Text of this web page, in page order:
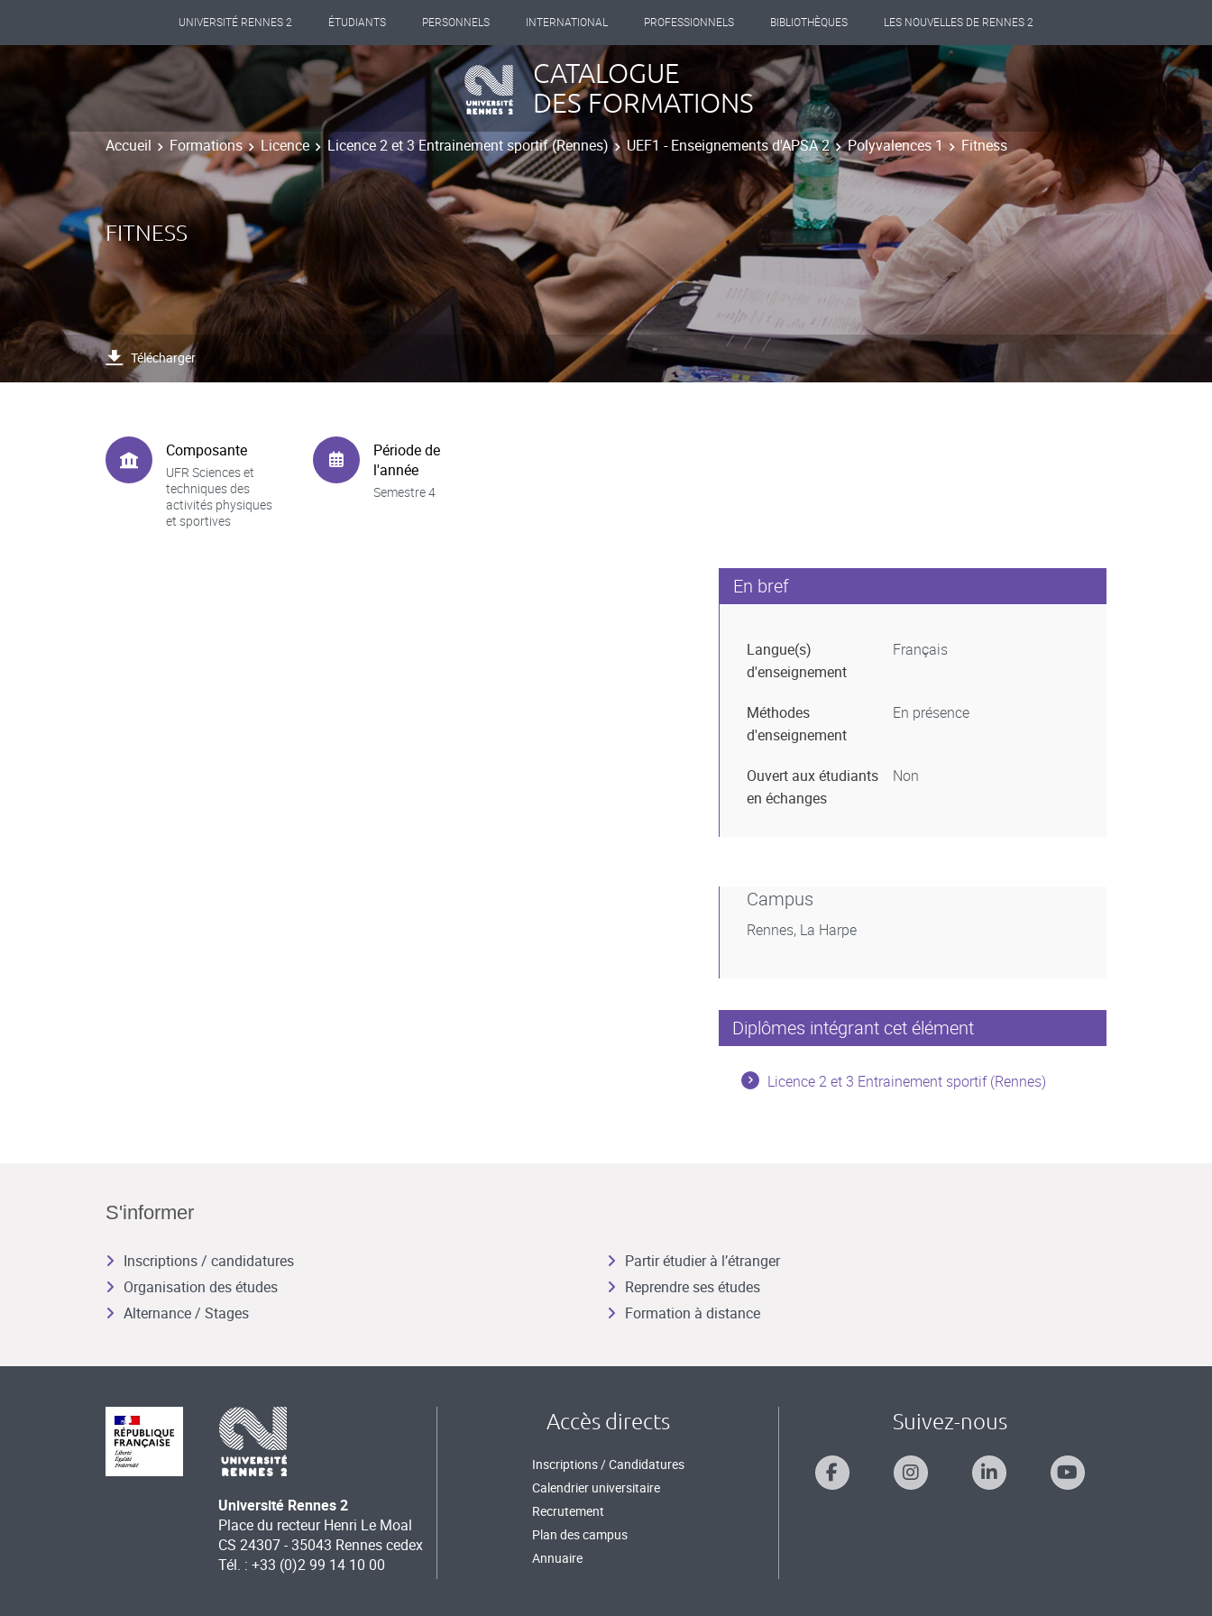
UNIVERSITÉ RENNES 2 ÉTUDIANTS PERSONNELS INTERNATIONAL PROFESSIONNELS BIBLIOTHÈQUES LES NOUVELLES DE RENNES 2
CATALOGUE
DES FORMATIONS
Accueil Formations Licence Licence 2 et 3 Entrainement sportif (Rennes) UEF1 - Enseignements d'APSA 2 Polyvalences 1 Fitness
FITNESS
Télécharger
Composante
UFR Sciences et
techniques des
activités physiques
et sportives
Période de
l'année
Semestre 4
En bref
Langue(s)
d'enseignement
Français
Méthodes
d'enseignement
En présence
Ouvert aux étudiants
en échanges
Non
Campus
Rennes, La Harpe
Diplômes intégrant cet élément
Licence 2 et 3 Entrainement sportif (Rennes)
S'informer
Inscriptions / candidatures
Organisation des études
Alternance / Stages
Partir étudier à l’étranger
Reprendre ses études
Formation à distance
Université Rennes 2
Place du recteur Henri Le Moal
CS 24307 - 35043 Rennes cedex
Tél. : +33 (0)2 99 14 10 00
Accès directs
Inscriptions / Candidatures
Calendrier universitaire
Recrutement
Plan des campus
Annuaire
Suivez-nous